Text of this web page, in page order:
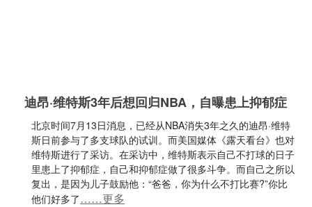
迪昂·维特斯3年后想回归NBA，自曝患上抑郁症
北京时间7月13日消息，已经从NBA消失3年之久的迪昂·维特
斯日前参与了多支球队的试训。而美国媒体《露天看台》也对
维特斯进行了采访。在采访中，维特斯表示自己不打球的日子
里患上了抑郁症，自己和抑郁症做了很多斗争。而自己之所以
复出，是因为儿子鼓励他：“爸爸，你为什么不打比赛?”你比
他们好多了……更多